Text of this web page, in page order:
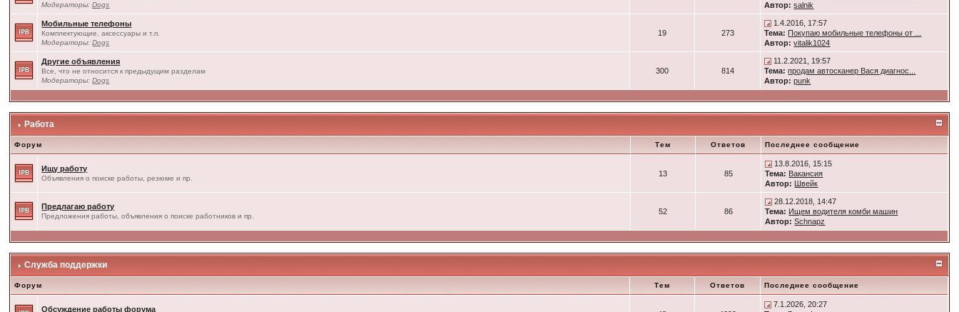
Модераторы:Dogs
Автор: salnik
Мобильные телефоны
Комплектующие, аксессуары и т.п.
Модераторы:Dogs
19 273
1.4.2016, 17:57
Тема: Покупаю мобильные телефоны от ...
Автор: vitalik1024
Другие объявления
Все, что не относится к предыдущим разделам
Модераторы:Dogs
300 814
11.2.2021, 19:57
Тема: продам автосканер Вася диагнос...
Автор: punk
Работа
Форум Тем Ответов Последнее сообщение
Ищу работу
Объявления о поиске работы, резюме и пр.
13 85
13.8.2016, 15:15
Тема: Вакансия
Автор: Швейк
Предлагаю работу
Предложения работы, объявления о поиске работников и пр.
52 86
28.12.2018, 14:47
Тема: Ищем водителя комби машин
Автор: Schnapz
Служба поддержки
Форум Тем Ответов Последнее сообщение
Обсуждение работы форума
7.1.2026, 20:27